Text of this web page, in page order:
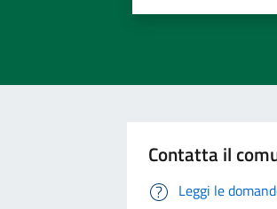
Contatta il
Leggi le